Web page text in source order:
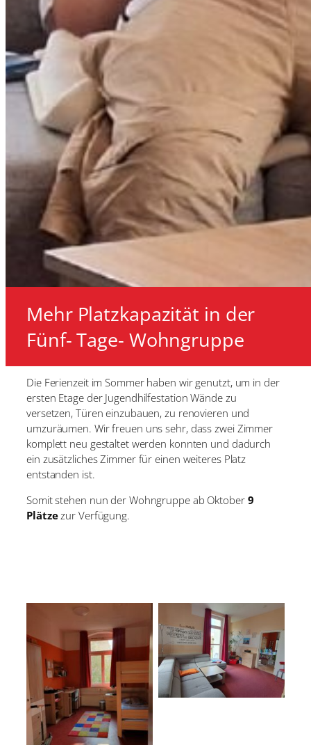
Mehr Platzkapazität in der
Fünf- Tage- Wohngruppe
Die Ferienzeit im Sommer haben wir genutzt, um in der
ersten Etage der Jugendhilfestation Wände zu
versetzen, Türen einzubauen, zu renovieren und
umzuräumen. Wir freuen uns sehr, dass zwei Zimmer
komplett neu gestaltet werden konnten und dadurch
ein zusätzliches Zimmer für einen weiteres Platz
entstanden ist.
Somit stehen nun der Wohngruppe ab Oktober 9
Plätzezur Verfügung.